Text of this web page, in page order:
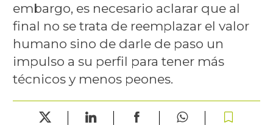
embargo, es necesario aclarar que al
final no se trata de reemplazar el valor
humano sino de darle de paso un
impulso a su perfil para tener más
técnicos y menos peones.